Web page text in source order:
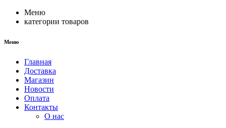
Меню
категории товаров
Меню
Главная
Доставка
Магазин
Новости
Оплата
Контакты
О нас